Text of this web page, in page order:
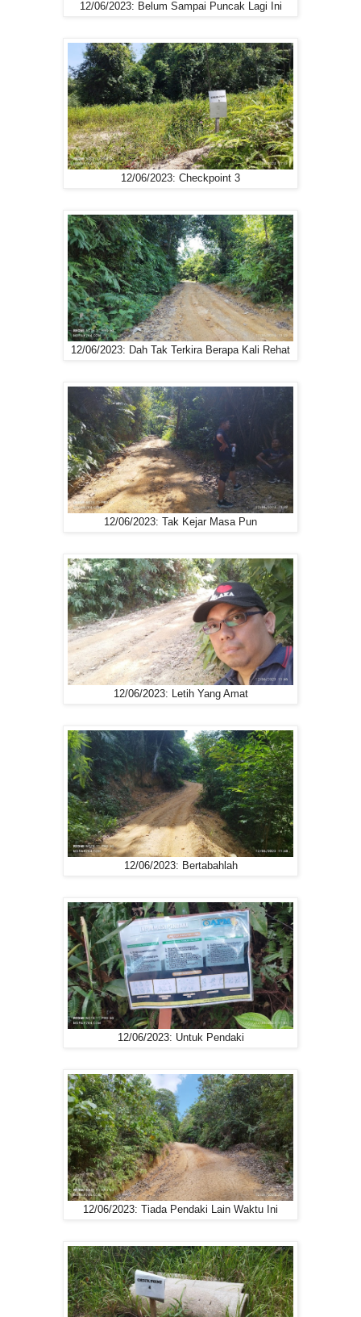
12/06/2023: Belum Sampai Puncak Lagi Ini
12/06/2023: Checkpoint 3
12/06/2023: Dah Tak Terkira Berapa Kali Rehat
12/06/2023: Tak Kejar Masa Pun
12/06/2023: Letih Yang Amat
12/06/2023: Bertabahlah
12/06/2023: Untuk Pendaki
12/06/2023: Tiada Pendaki Lain Waktu Ini